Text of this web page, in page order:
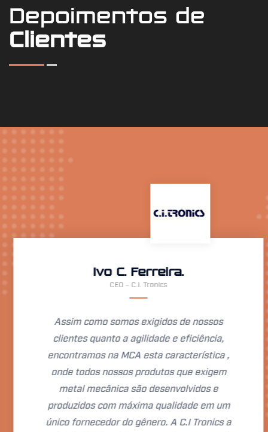
Depoimentos de
Clientes
Ivo C. Ferreira.
CEO – C.I. Tronics
Assim como somos exigidos de nossos
clientes quanto a agilidade e eficiência,
encontramos na MCA esta característica ,
onde todos nossos produtos que exigem
metal mecânica são desenvolvidos e
produzidos com máxima qualidade em um
único fornecedor do gênero. A C.I Tronics a